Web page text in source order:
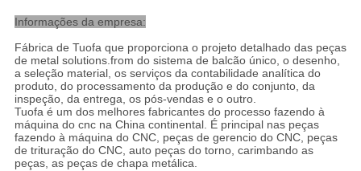
Informações da empresa:
Fábrica de Tuofa que proporciona o projeto detalhado das peças
de metal solutions.from do sistema de balcão único, o desenho,
a seleção material, os serviços da contabilidade analítica do
produto, do processamento da produção e do conjunto, da
inspeção, da entrega, os pós-vendas e o outro.
Tuofa é um dos melhores fabricantes do processo fazendo à
máquina do cnc na China continental. É principal nas peças
fazendo à máquina do CNC, peças de gerencio do CNC, peças
de trituração do CNC, auto peças do torno, carimbando as
peças, as peças de chapa metálica.